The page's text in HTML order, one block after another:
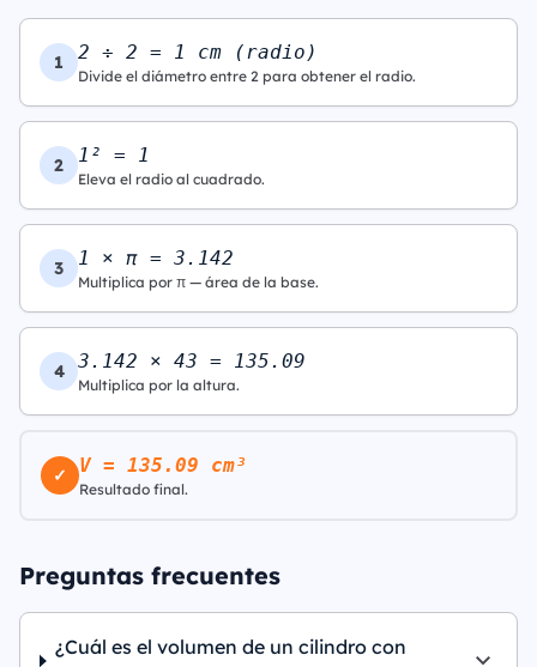
1 2 ÷ 2 = 1 cm (radio)
Divide el diámetro entre 2 para obtener el radio.
2 1² = 1
Eleva el radio al cuadrado.
3 1 × π = 3.142
Multiplica por π — área de la base.
4 3.142 × 43 = 135.09
Multiplica por la altura.
✓ V = 135.09 cm³
Resultado final.
Preguntas frecuentes
¿Cuál es el volumen de un cilindro con